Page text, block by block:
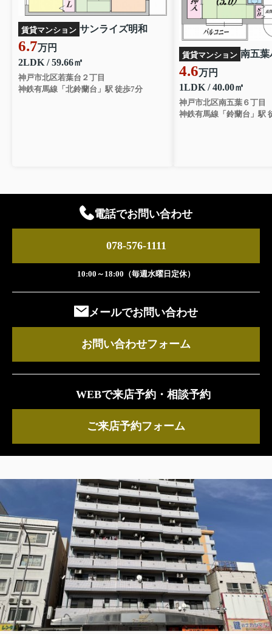
賃貸マンション サンライズ明和
6.7万円
2LDK / 59.66㎡
神戸市北区若葉台２丁目
神鉄有馬線「北鈴蘭台」駅 徒歩7分
賃貸マンション 南五葉
4.6万円
1LDK / 40.00㎡
神戸市北区南五葉６丁目
神鉄有馬線「鈴蘭台」駅
電話でお問い合わせ
078-576-1111
10:00～18:00（毎週水曜日定休）
メールでお問い合わせ
お問い合わせフォーム
WEBで来店予約・相談予約
ご来店予約フォーム